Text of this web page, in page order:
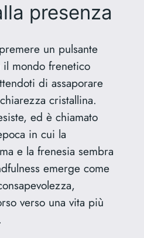
presenza
un pulsante
mondo frenetico
di assaporare
cristallina.
ed è chiamato
in cui la
e la frenesia sembra
emerge come
verso una vita più